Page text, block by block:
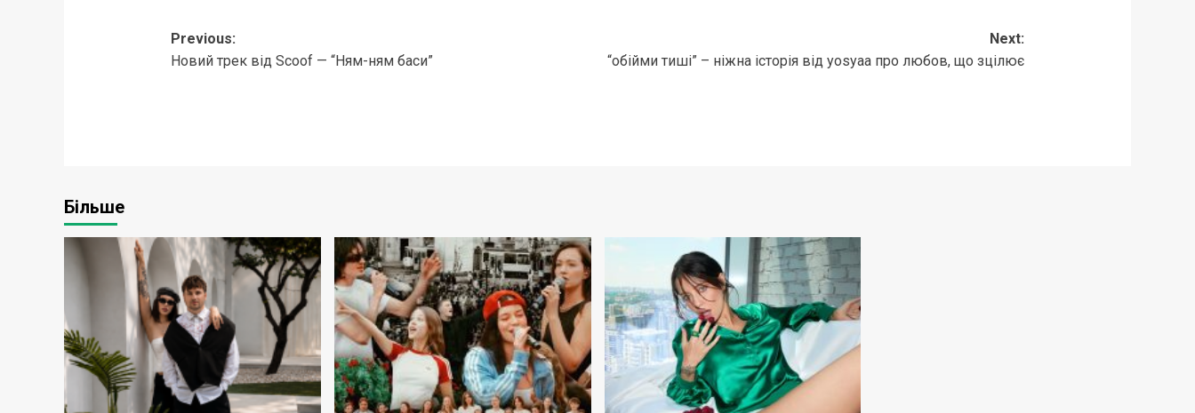
Post
navigation
Previous:
Новий трек від Scoof — “Ням-ням баси”
Next:
“обійми тиші” – ніжна історія від yosyaa про любов, що зцілює
Більше